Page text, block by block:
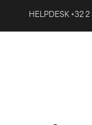
HELPDESK +32